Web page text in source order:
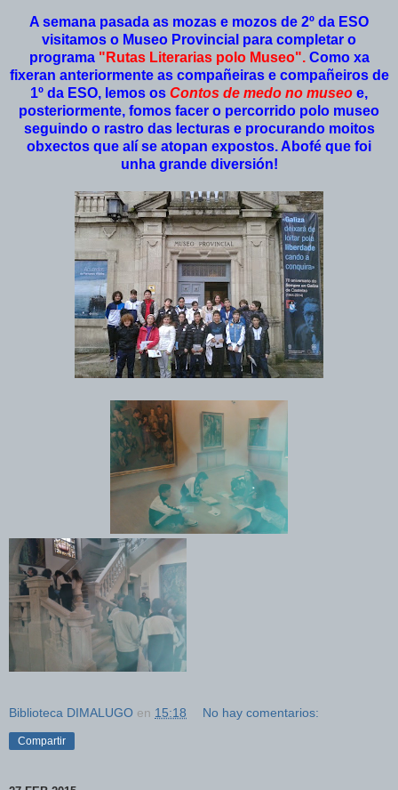
A semana pasada as mozas e mozos de 2º da ESO
visitamos o Museo Provincial para completar o
programa "Rutas Literarias polo Museo".Como xa
fixeran anteriormente as compañeiras e compañeiros de
1º da ESO, lemos os Contos de medo no museo e,
posteriormente, fomos facer o percorrido polo museo
seguindo o rastro das lecturas e procurando moitos
obxectos que alí se atopan expostos. Abofé que foi
unha grande diversión!
Biblioteca DIMALUGO en 15:18 No hay comentarios:
Compartir